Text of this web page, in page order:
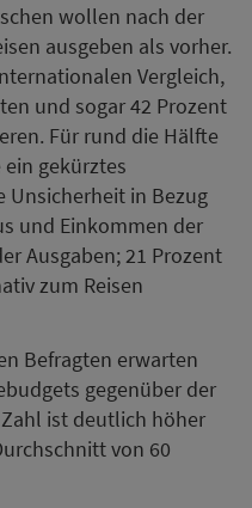
wollen nach der
ausgeben als vorher.
Vergleich,
und sogar 42 Prozent
Für rund die Hälfte
gekürztes
Unsicherheit in Bezug
und Einkommen der
Ausgaben; 21 Prozent
zum Reisen
Befragten erwarten
gegenüber der
ist deutlich höher
von 60